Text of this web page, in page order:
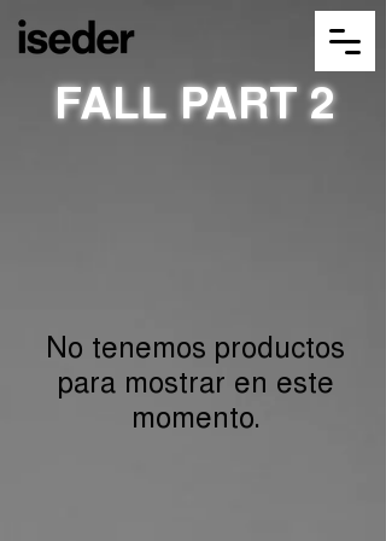
FALL PART 2
No tenemos productos
para mostrar en este
momento.